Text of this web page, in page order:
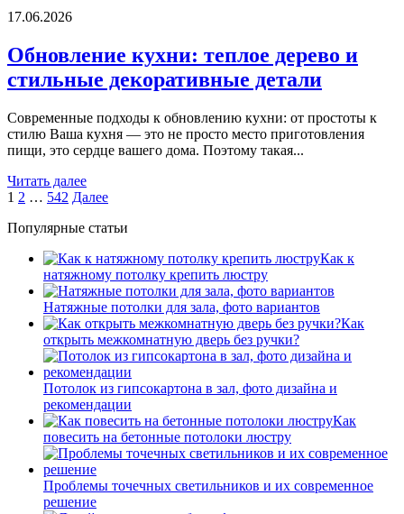
17.06.2026
Обновление кухни: теплое дерево и
стильные декоративные детали
Современные подходы к обновлению кухни: от простоты к
стилю Ваша кухня — это не просто место приготовления
пищи, это сердце вашего дома. Поэтому такая...
Читать далее
1 2 … 542 Далее
Популярные статьи
Как к
натяжному потолку крепить люстру
Натяжные потолки для зала, фото вариантов
Как
открыть межкомнатную дверь без ручки?
Потолок из гипсокартона в зал, фото дизайна и
рекомендации
Как
повесить на бетонные потолоки люстру
Проблемы точечных светильников и их современное
решение